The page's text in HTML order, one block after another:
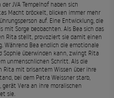
JVA Tempelhof haben sich
Macht bröckelt, blicken immer mehr
auf. Eine Entwicklung, die
mit Sorge beobachten. Als Bea sich das
Rita stellt, provoziert sie damit einen
Während Bea endlich die emotionale
Sophie überwinden kann, zwingt Rita
unmenschlichen Schritt. Als die
Rita mit brisantem Wissen über ihre
bei dem Petra Weissner starb,
Vera an ihre moralischen
sie.